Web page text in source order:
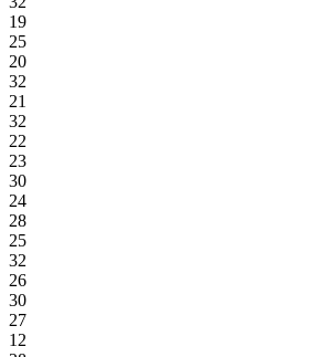
19
25
20
32
21
32
22
23
30
24
28
25
32
26
30
27
12